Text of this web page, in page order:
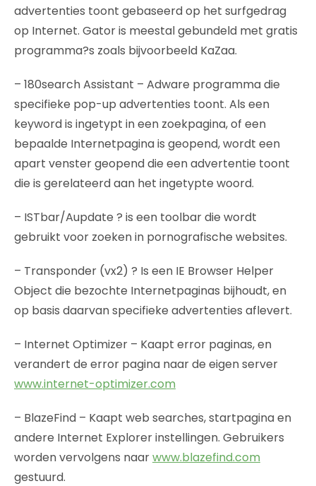
advertenties toont gebaseerd op het surfgedrag
op Internet. Gator is meestal gebundeld met gratis
programma?s zoals bijvoorbeeld KaZaa.
– 180search Assistant – Adware programma die
specifieke pop-up advertenties toont. Als een
keyword is ingetypt in een zoekpagina, of een
bepaalde Internetpagina is geopend, wordt een
apart venster geopend die een advertentie toont
die is gerelateerd aan het ingetypte woord.
– ISTbar/Aupdate ? is een toolbar die wordt
gebruikt voor zoeken in pornografische websites.
– Transponder (vx2) ? Is een IE Browser Helper
Object die bezochte Internetpaginas bijhoudt, en
op basis daarvan specifieke advertenties aflevert.
– Internet Optimizer – Kaapt error paginas, en
verandert de error pagina naar de eigen server
www.internet-optimizer.com
– BlazeFind – Kaapt web searches, startpagina en
andere Internet Explorer instellingen. Gebruikers
worden vervolgens naarwww.blazefind.com
gestuurd.